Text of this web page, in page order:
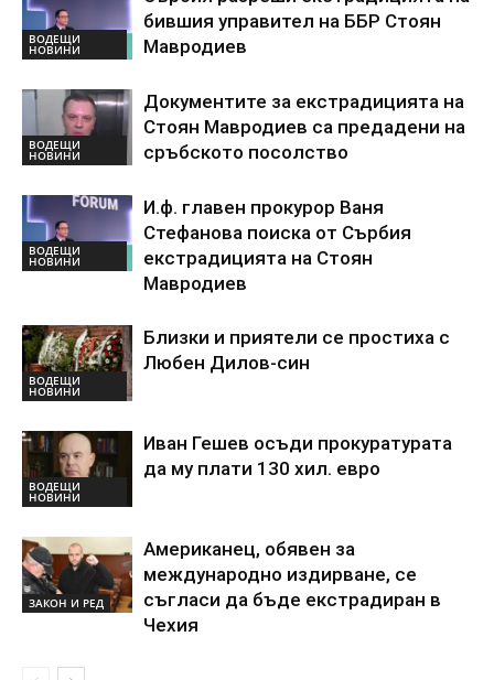
ВОДЕЩИ
НОВИНИ
бившия управител на ББР Стоян
Мавродиев
ВОДЕЩИ
НОВИНИ
Документите за екстрадицията на
Стоян Мавродиев са предадени на
сръбското посолство
ВОДЕЩИ
НОВИНИ
И.ф. главен прокурор Ваня
Стефанова поиска от Сърбия
екстрадицията на Стоян
Мавродиев
ВОДЕЩИ
НОВИНИ
Близки и приятели се простиха с
Любен Дилов-син
ВОДЕЩИ
НОВИНИ
Иван Гешев осъди прокуратурата
да му плати 130 хил. евро
ЗАКОН И РЕД
Американец, обявен за
международно издирване, се
съгласи да бъде екстрадиран в
Чехия